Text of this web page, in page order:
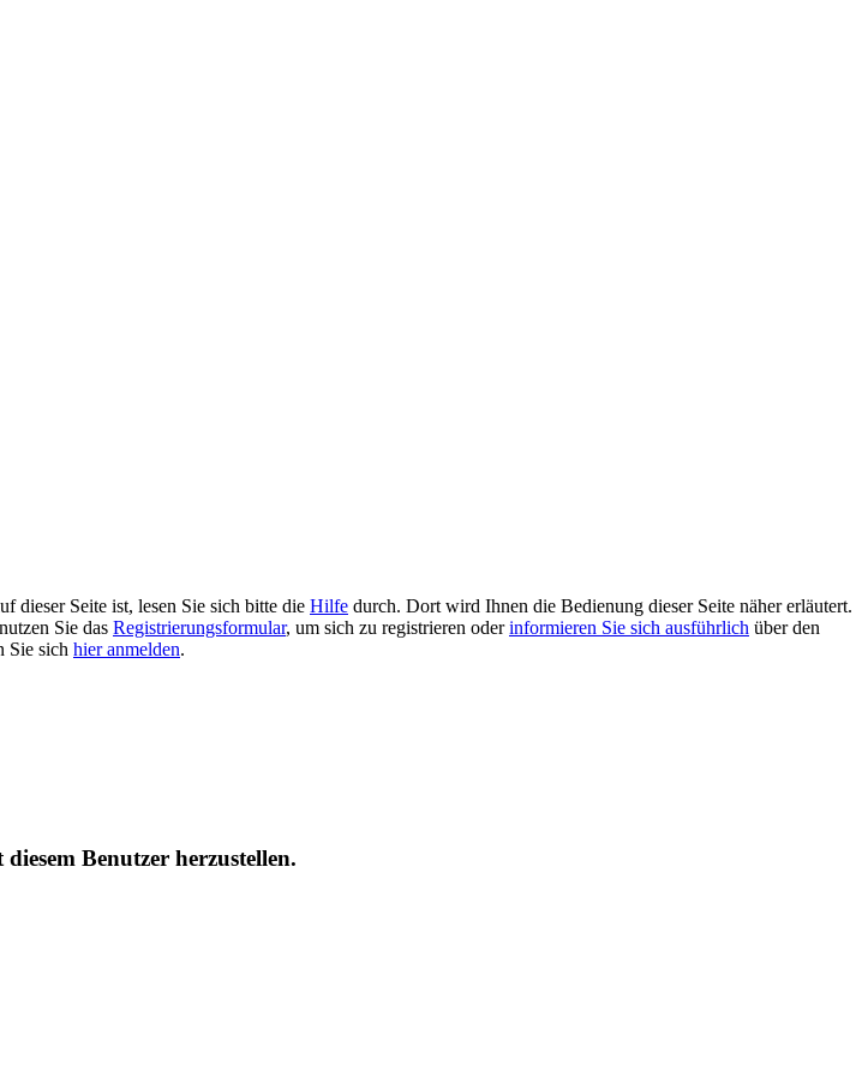
dieser Seite ist, lesen Sie sich bitte die Hilfe durch. Dort wird Ihnen die Bedienung dieser Seite näher erläutert.
Sie das Registrierungsformular, um sich zu registrieren oderinformieren Sie sich ausführlich über den
Sie sich hier anmelden.
Benutzer herzustellen.